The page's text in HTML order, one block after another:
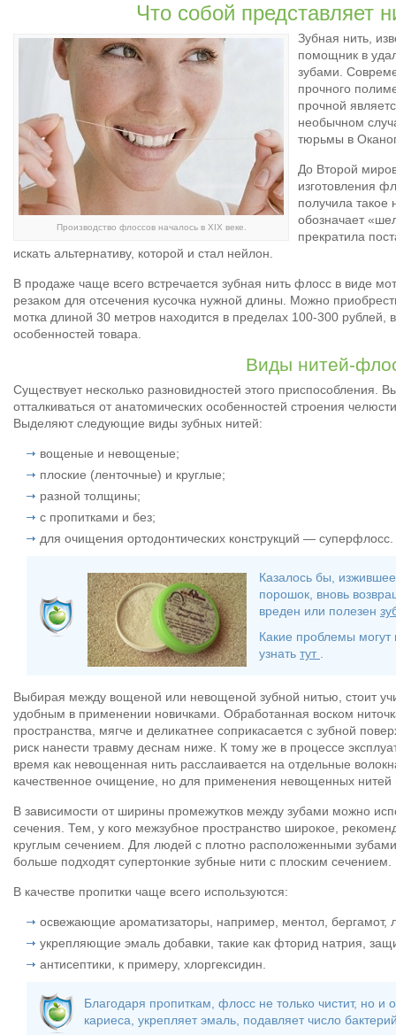
Что собой представляет
Производство флоссов началось в XIX веке.
Зубная нить,
помощник в
зубами.
прочного
прочной
необычном
тюрьмы в
До Второй
изготовления
получила такое
обозначает
прекратила
искать альтернативу, которой и стал нейлон.
В продаже чаще всего встречается зубная нить флосс в виде
резаком для отсечения кусочка нужной длины. Можно
мотка длиной 30 метров находится в пределах 100-300 рублей,
особенностей товара.
Виды нитей-
Существует несколько разновидностей этого приспособления.
отталкиваться от анатомических особенностей строения
Выделяют следующие виды зубных нитей:
вощеные и невощеные;
плоские (ленточные) и круглые;
разной толщины;
с пропитками и без;
для очищения ортодонтических конструкций — суперфлосс.
Казалось бы,
порошок, вновь
вреден или полезен
Какие проблемы могут
узнать тут .
Выбирая между вощеной или невощеной зубной нитью, стоит
удобным в применении новичками. Обработанная воском
пространства, мягче и деликатнее соприкасается с зубной
риск нанести травму деснам ниже. К тому же в процессе
время как невощенная нить расслаивается на отдельные
качественное очищение, но для применения невощенных нитей
В зависимости от ширины промежутков между зубами можно
сечения. Тем, у кого межзубное пространство широкое,
круглым сечением. Для людей с плотно расположенными
больше подходят супертонкие зубные нити с плоским сечением.
В качестве пропитки чаще всего используются:
освежающие ароматизаторы, например, ментол, бергамот,
укрепляющие эмаль добавки, такие как фторид натрия,
антисептики, к примеру, хлоргексидин.
Благодаря пропиткам, флосс не только чистит, но
кариеса, укрепляет эмаль, подавляет число